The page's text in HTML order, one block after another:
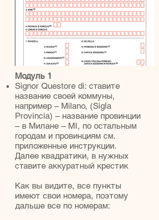
Модуль 1
Signor Questore di: ставите
название своей коммуны,
например – Milano, (Sigla
Provincia) – название провинции
– в Милане – MI, по остальным
городам и провинциям см.
приложенные инструкции.
Далее квадратики, в нужных
ставите аккуратный крестик
Как вы видите, все пункты
имеют свои номера, поэтому
дальше все по номерам: